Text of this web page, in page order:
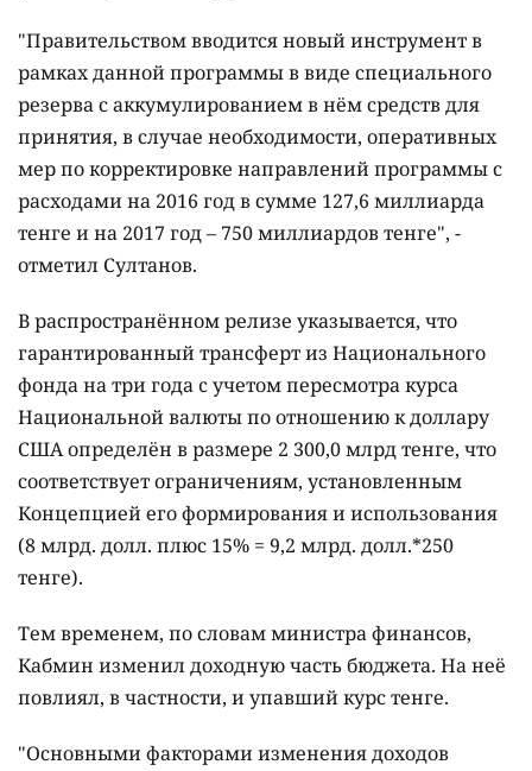
"Правительством вводится новый инструмент в
рамках данной программы в виде специального
резерва с аккумулированием в нём средств для
принятия, в случае необходимости, оперативных
мер по корректировке направлений программы с
расходами на 2016 год в сумме 127,6 миллиарда
тенге и на 2017 год – 750 миллиардов тенге", -
отметил Султанов.
В распространённом релизе указывается, что
гарантированный трансферт из Национального
фонда на три года c учетом пересмотра курса
Национальной валюты по отношению к доллару
США определён в размере 2 300,0 млрд тенге, что
соответствует ограничениям, установленным
Концепцией его формирования и использования
(8 млрд. долл. плюс 15% = 9,2 млрд. долл.*250
тенге).
Тем временем, по словам министра финансов,
Кабмин изменил доходную часть бюджета. На неё
повлиял, в частности, и упавший курс тенге.
"Основными факторами изменения доходов